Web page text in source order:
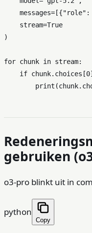
    messages=[{
"role" :
    stream=
True
)
for chunk in stream:
if chunk.choices[0
print
gebruiken
o3-pro blinkt uit in
python
Copy